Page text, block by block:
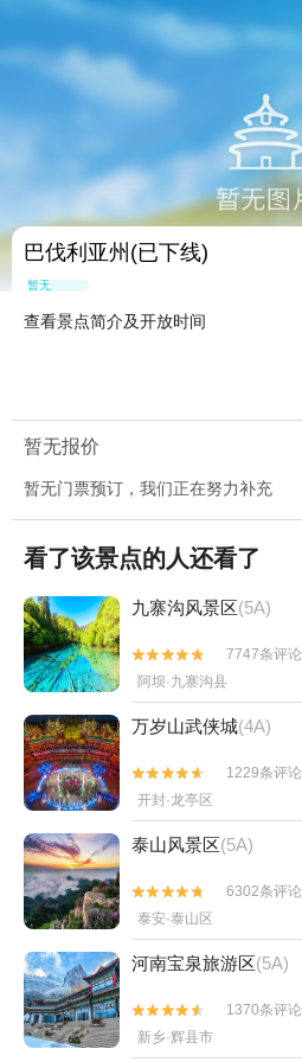
巴伐利亚州(已下线)
暂无点评
查看景点简介及开放时间
暂无报价
暂无门票预订，我们正在努力补充
看了该景点的人还看了
九寨沟风景区(5A)


7747条评论
阿坝·九寨沟县
万岁山武侠城(4A)


1229条评论
开封·龙亭区
泰山风景区(5A)


6302条评论
泰安·泰山区
河南宝泉旅游区(5A)


1370条评论
新乡·辉县市